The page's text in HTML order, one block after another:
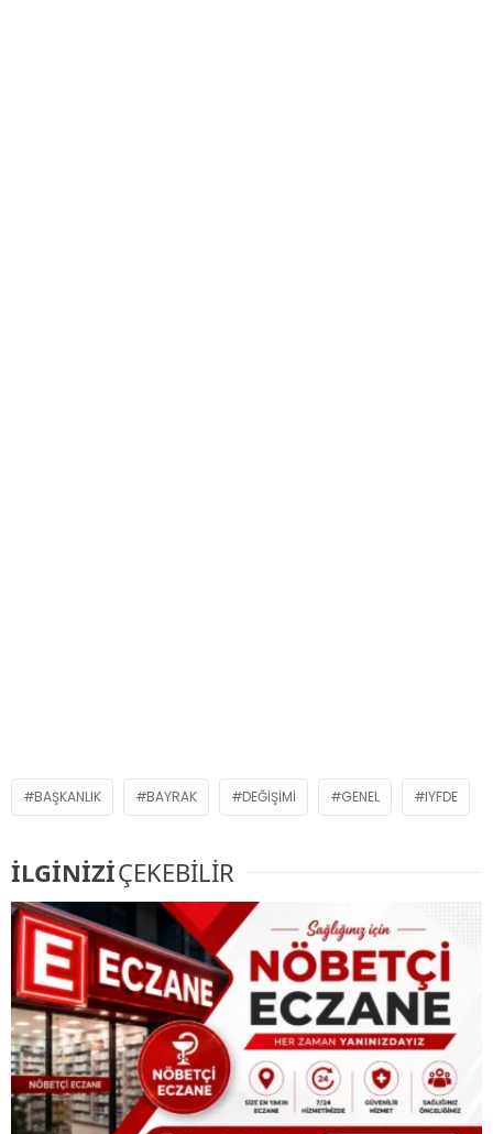
BAŞKANLIK BAYRAK DEĞIŞIMI GENEL IYFDE
İLGİNİZİÇEKEBİLİR